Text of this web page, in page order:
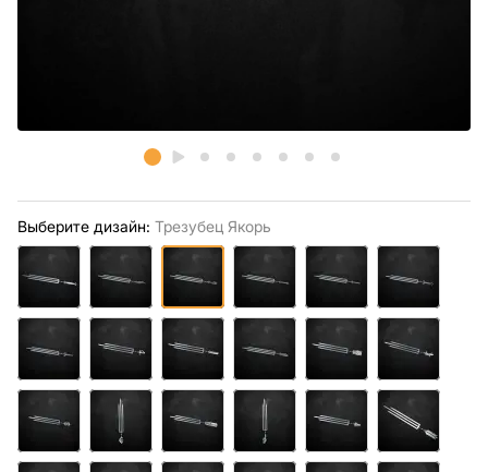
Выберите дизайн: Трезубец Якорь